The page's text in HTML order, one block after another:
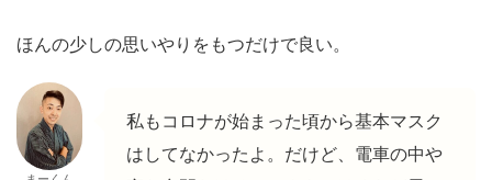
ほんの少しの思いやりをもつだけで良い。
私もコロナが始まった頃から基本マスク
はしてなかったよ。だけど、電車の中や